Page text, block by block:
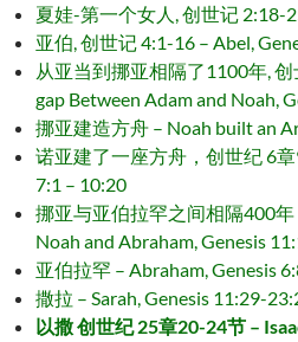
夏娃-第一个女人, 创世记 2:18-
亚伯, 创世记 4:1-16 – Abel,
从亚当到挪亚相隔了1100年,
gap Between Adam and Noah,
挪亚建造方舟 – Noah built an
诺亚建了一座方舟，创世纪 6
7:1 – 10:20
挪亚与亚伯拉罕之间相隔400年
Noah and Abraham, Genesis
亚伯拉罕 – Abraham, Genesis
撒拉 – Sarah, Genesis 11:29-
以撒 创世纪 25章20-24节 –